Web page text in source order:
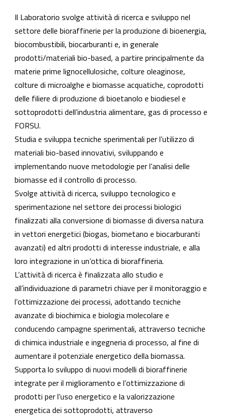
Il Laboratorio svolge attività di ricerca e sviluppo nel
settore delle bioraffinerie per la produzione di bioenergia,
biocombustibili, biocarburanti e, in generale
prodotti/materiali bio-based, a partire principalmente da
materie prime lignocellulosiche, colture oleaginose,
colture di microalghe e biomasse acquatiche, coprodotti
delle filiere di produzione di bioetanolo e biodiesel e
sottoprodotti dell’industria alimentare, gas di processo e
FORSU.
Studia e sviluppa tecniche sperimentali per l’utilizzo di
materiali bio-based innovativi, sviluppando e
implementando nuove metodologie per l’analisi delle
biomasse ed il controllo di processo.
Svolge attività di ricerca, sviluppo tecnologico e
sperimentazione nel settore dei processi biologici
finalizzati alla conversione di biomasse di diversa natura
in vettori energetici (biogas, biometano e biocarburanti
avanzati) ed altri prodotti di interesse industriale, e alla
loro integrazione in un’ottica di bioraffineria.
L’attività di ricerca è finalizzata allo studio e
all’individuazione di parametri chiave per il monitoraggio e
l’ottimizzazione dei processi, adottando tecniche
avanzate di biochimica e biologia molecolare e
conducendo campagne sperimentali, attraverso tecniche
di chimica industriale e ingegneria di processo, al fine di
aumentare il potenziale energetico della biomassa.
Supporta lo sviluppo di nuovi modelli di bioraffinerie
integrate per il miglioramento e l’ottimizzazione di
prodotti per l’uso energetico e la valorizzazione
energetica dei sottoprodotti, attraverso